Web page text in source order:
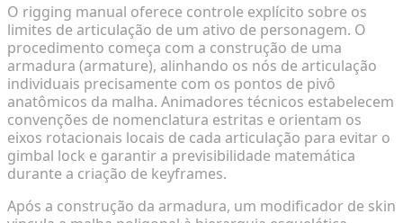
O rigging manual oferece controle explícito sobre os
limites de articulação de um ativo de personagem. O
procedimento começa com a construção de uma
armadura (armature), alinhando os nós de articulação
individuais precisamente com os pontos de pivô
anatômicos da malha. Animadores técnicos estabelecem
convenções de nomenclatura estritas e orientam os
eixos rotacionais locais de cada articulação para evitar o
gimbal lock e garantir a previsibilidade matemática
durante a criação de keyframes.
Após a construção da armadura, um modificador de skin